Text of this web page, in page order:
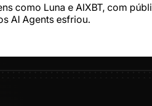
como Luna e AIXBT, com
AI Agents esfriou.